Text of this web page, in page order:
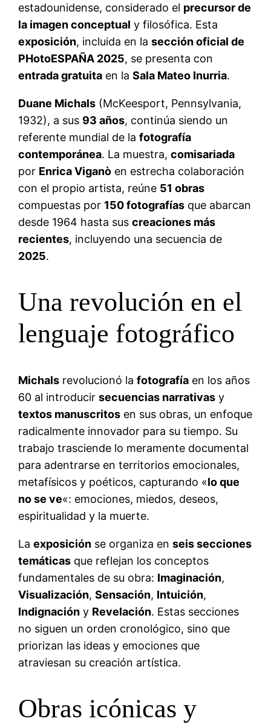
estadounidense, considerado el precursor de
la imagen conceptual y filosófica. Esta
exposición, incluida en lasección oficial de
PHotoESPAÑA 2025, se presenta con
entrada gratuita en laSala Mateo Inurria.
Duane Michals (McKeesport, Pennsylvania,
1932), a sus 93 años, continúa siendo un
referente mundial de lafotografía
contemporánea. La muestra,comisariada
por Enrica Viganò en estrecha colaboración
con el propio artista, reúne 51 obras
compuestas por 150 fotografías que abarcan
desde 1964 hasta suscreaciones más
recientes, incluyendo una secuencia de
2025.
Una revolución en el
lenguaje fotográfico
Michals revolucionó lafotografía en los años
60 al introducirsecuencias narrativas y
textos manuscritos en sus obras, un enfoque
radicalmente innovador para su tiempo. Su
trabajo trasciende lo meramente documental
para adentrarse en territorios emocionales,
metafísicos y poéticos, capturando «lo que
no se ve«: emociones, miedos, deseos,
espiritualidad y la muerte.
Laexposición se organiza enseis secciones
temáticas que reflejan los conceptos
fundamentales de su obra: Imaginación,
Visualización,Sensación, Intuición,
Indignación y Revelación. Estas secciones
no siguen un orden cronológico, sino que
priorizan las ideas y emociones que
atraviesan su creación artística.
Obras icónicas y